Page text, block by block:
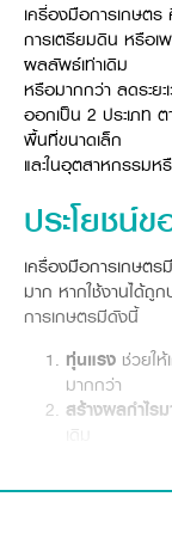
Online Journal
เครี่องมือการเกษต
การเตรียมดิน หรือเ
ผลลัพธ์เท่าเดิม
หรือมากกว่า ลดระยะ
ออกเป็น 2 ประเภท
พื้นที่ขนาดเล็ก
และในอุตสาหกรรม
ประโยชน์
เครื่องมือการเกษตร
มาก หากใช้งานได้ถูก
การเกษตรมีดังนี้
ทุ่นแรง ช่วยใ
มากกว่า
สร้างผลกำไร
การเพาะปลูกค
ลดการใช้สาร
ปลอดภัย และ